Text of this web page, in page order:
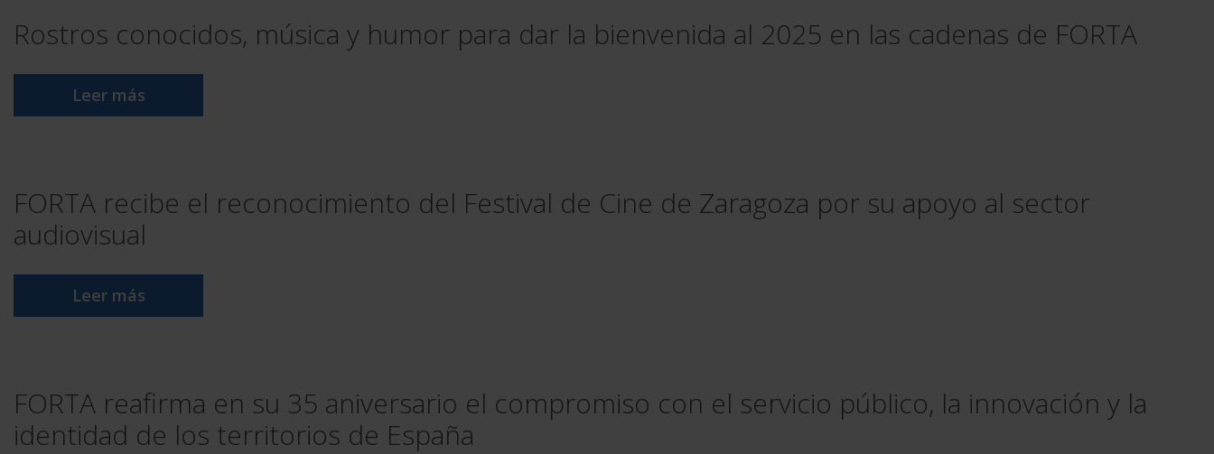
Rostros conocidos, música y humor para dar la bienvenida al 2025 en las cadenas de FORTA
Leer más
FORTA recibe el reconocimiento del Festival de Cine de Zaragoza por su apoyo al sector
audiovisual
Leer más
FORTA reafirma en su 35 aniversario el compromiso con el servicio público, la innovación y la
identidad de los territorios de España